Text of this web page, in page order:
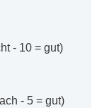
10 = gut)
- 5 = gut)